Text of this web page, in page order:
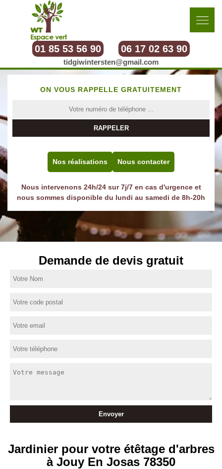
01 85 53 56 90 06 17 02 63 90
tidgiwintersten@gmail.com
ON VOUS RAPPELLE GRATUITEMENT
Nos réalisations Nous contacter
Nous intervenons 24h/24 sur 7j/7 en cas d'urgence et
nous sommes disponible du lundi au samedi de 8h-20h
Demande de devis gratuit
Jardinier pour votre étêtage d'arbres
à Jouy En Josas 78350